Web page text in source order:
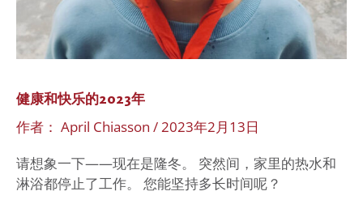
健康和快乐的2023年
作者： April Chiasson /2023年2月13日
请想象一下——现在是隆冬。 突然间，家里的热水和
淋浴都停止了工作。 您能坚持多长时间呢？